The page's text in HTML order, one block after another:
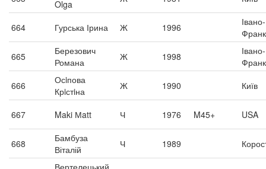
Olga
664 Гурська Ірина Ж 1996
Івано-
665
Березович
Романа
Ж 1998
Івано-
666
Осiпова
Крiстiна
Ж 1990 Київ
667 Maki Мatt Ч 1976 M45+ USA
668
Бамбуза
Віталій
Ч 1989
Вертелецький